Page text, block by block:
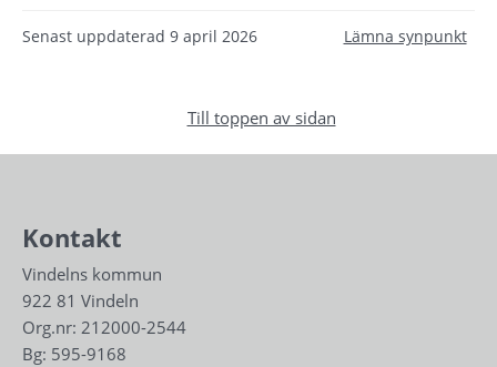
Senast uppdaterad 9 april 2026 Lämna synpunkt
Till toppen av sidan
Kontakt
Vindelns kommun
922 81 Vindeln
Org.nr: 212000-2544
Bg: 595-9168